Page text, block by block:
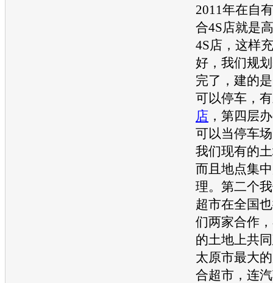
2011年在自
合4S店就是
4S店 ，这样
好，我们规
完了，建的
可以停车，
店 ，第四层
可以当停车
我们现有的
而且地点集
理。第二个
超市在全国
们两家合作
的土地上共
太原市最大
合超市，连